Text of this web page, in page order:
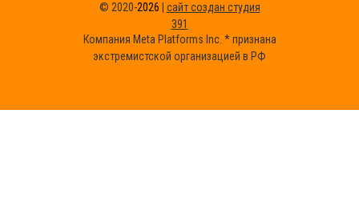
© 2020-2026
сайт создан студия
391
Компания Meta Platforms Inc. * признана
экстремистской организацией в РФ